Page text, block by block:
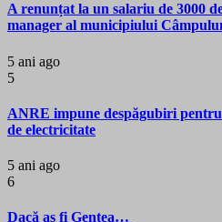
A renunțat la un salariu de 3000
manager al municipiului
5 ani ago
5
ANRE impune despăgubiri
de electricitate
5 ani ago
6
Dacă aș fi Gentea…